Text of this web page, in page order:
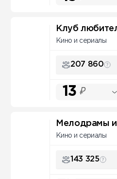
Клуб
Кино и сериалы
207 860
13 ₽
Мелодрамы и
Кино и сериалы
143 325